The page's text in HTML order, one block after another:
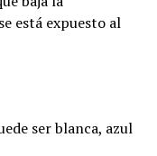
está expuesto al
ser blanca, azul